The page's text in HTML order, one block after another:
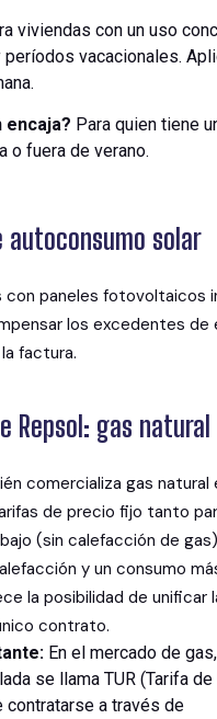
viviendas con un uso
períodos vacacionales.
.
encaja? Para quien tiene
o fuera de verano.
autoconsumo solar
con paneles fotovoltaicos
los excedentes de
factura.
Repsol: gas natural
comercializa gas natural
de precio fijo tanto
(sin calefacción de
y un consumo
la posibilidad de unificar
contrato.
: En el mercado de gas,
se llama TUR (Tarifa
contratarse a través de